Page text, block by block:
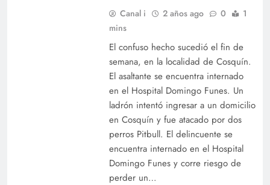
Canal i 2 años ago 0
1
mins
El confuso hecho sucedió el fin de
semana, en la localidad de Cosquín.
El asaltante se encuentra internado
en el Hospital Domingo Funes. Un
ladrón intentó ingresar a un domicilio
en Cosquín y fue atacado por dos
perros Pitbull. El delincuente se
encuentra internado en el Hospital
Domingo Funes y corre riesgo de
perder un…